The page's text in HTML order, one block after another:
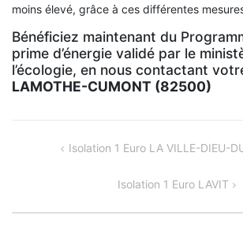
moins élevé, grâce à ces différentes
Bénéficiez maintenant du
prime d’énergie validé par le
l’écologie, en nous contactant
LAMOTHE-CUMONT (82500)
NAVIGATIONIsolation 1 Euro LA VILLE-DIEU-
Isolation 1 Euro LAVIT